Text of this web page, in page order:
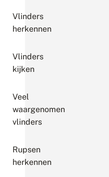
Vlinders
herkennen
Vlinders
kijken
Veel
waargenomen
vlinders
Rupsen
herkennen